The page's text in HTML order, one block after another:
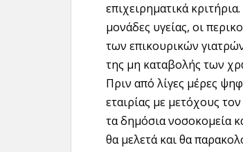
επιχειρηματικά
μονάδες υγείας, οι
των επικουρικών
της μη καταβολής των
Πριν από λίγες μέρες
εταιρίας με μετόχους
τα δημόσια νοσοκομεία
θα μελετά και θα